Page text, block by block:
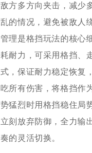
方多方向夹击，减少
的情况，避免被敌人
理是格挡玩法的核心
耐力，可采用格挡、
，保证耐力稳定恢复
所有伤害，将格挡作
猛烈时用格挡稳住局
刻放弃防御，全力输
的灵活切换。